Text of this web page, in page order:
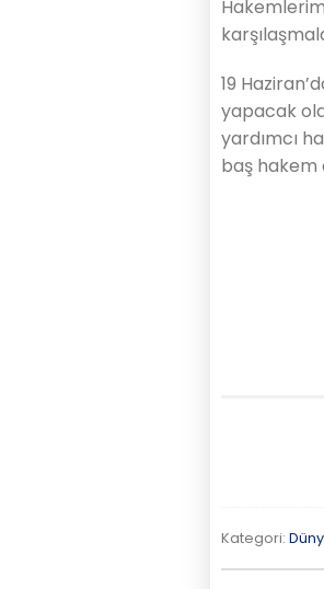
19
yapacak
yardımcı
baş hakem
Kategori: